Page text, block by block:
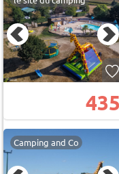
Camping and Co